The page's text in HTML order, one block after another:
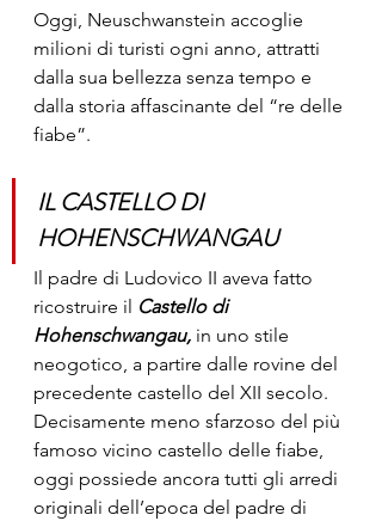
Oggi, Neuschwanstein accoglie
milioni di turisti ogni anno, attratti
dalla sua bellezza senza tempo e
dalla storia affascinante del “re delle
fiabe”.
IL CASTELLO DI
HOHENSCHWANGAU
Il padre di Ludovico II aveva fatto
ricostruire il Castello di
Hohenschwangau, in uno stile
neogotico, a partire dalle rovine del
precedente castello del XII secolo.
Decisamente meno sfarzoso del più
famoso vicino castello delle fiabe,
oggi possiede ancora tutti gli arredi
originali dell’epoca del padre di